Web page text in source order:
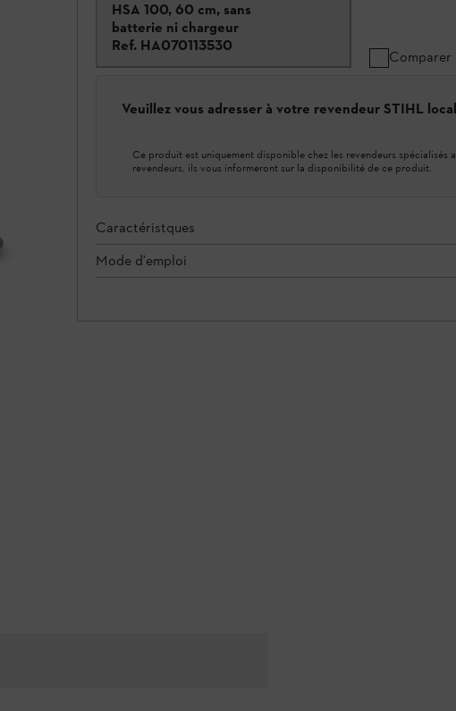
HSA 100, 60 cm, sans
batterie ni chargeur
Ref. HA070113530
Comparer
Veuillez vous adresser à votre revendeur STIHL
Ce produit est uniquement disponible chez les revendeurs spécialisés
revendeurs, ils vous informeront sur la disponibilité de ce produit.
Caractéristques
Mode d'emploi